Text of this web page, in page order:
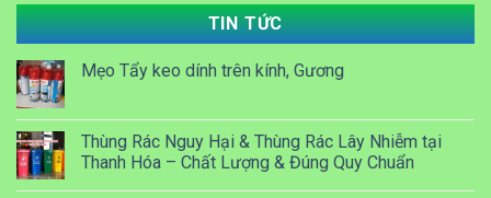
TIN TỨC
Mẹo Tẩy keo dính trên kính, Gương
Thùng Rác Nguy Hại & Thùng Rác Lây Nhiễm tại
Thanh Hóa – Chất Lượng & Đúng Quy Chuẩn